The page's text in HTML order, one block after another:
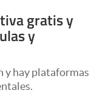
gratis y
y
y hay plataformas